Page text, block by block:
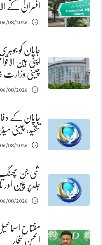
افسران کے
06/08/2026
جاپان کو
اپنی بین
چینی وزارت
06/08/2026
جاپان کے
تنقید، چینی
06/08/2026
شی جن پھنگ:
جلدپر چین
06/08/2026
مفتاح
الحسن لنجار